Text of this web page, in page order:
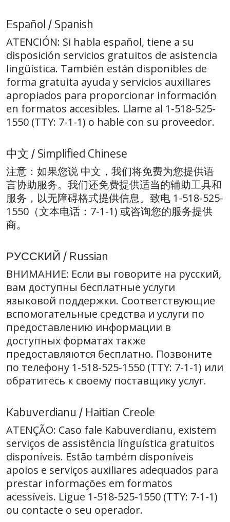
Español / Spanish
ATENCIÓN: Si habla español, tiene a su
disposición servicios gratuitos de asistencia
lingüística. También están disponibles de
forma gratuita ayuda y servicios auxiliares
apropiados para proporcionar información
en formatos accesibles. Llame al 1-518-525-
1550 (TTY: 7-1-1) o hable con su proveedor.
中文 / Simplified Chinese
注意：如果您说 中文，我们将免费为您提供语
言协助服务。我们还免费提供适当的辅助工具和
服务，以无障碍格式提供信息。致电 1-518-525-
1550（文本电话：7-1-1) 或咨询您的服务提供
商。
РУССКИЙ / Russian
ВНИМАНИЕ: Если вы говорите на русский,
вам доступны бесплатные услуги
языковой поддержки. Соответствующие
вспомогательные средства и услуги по
предоставлению информации в
доступных форматах также
предоставляются бесплатно. Позвоните
по телефону 1-518-525-1550 (TTY: 7-1-1) или
обратитесь к своему поставщику услуг.
Kabuverdianu / Haitian Creole
ATENÇÃO: Caso fale Kabuverdianu, existem
serviços de assistência linguística gratuitos
disponíveis. Estão também disponíveis
apoios e serviços auxiliares adequados para
prestar informações em formatos
acessíveis. Ligue 1-518-525-1550 (TTY: 7-1-1)
ou contacte o seu operador.